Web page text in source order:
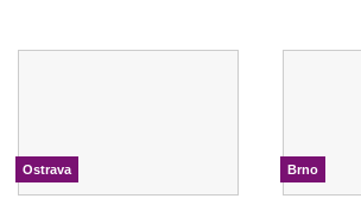
Ostrava Brno